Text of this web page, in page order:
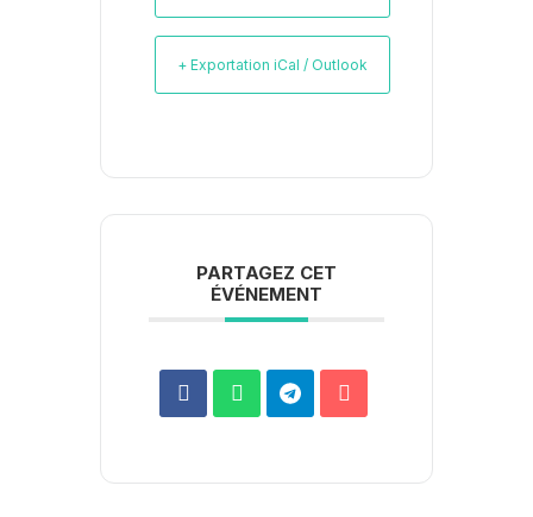
+ Exportation iCal / Outlook
PARTAGEZ CET
ÉVÉNEMENT